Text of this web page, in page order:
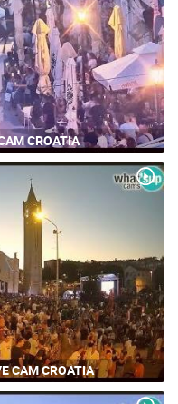
CROATIA
CAM CROATIA